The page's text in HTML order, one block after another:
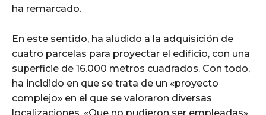
ha remarcado.
En este sentido, ha aludido a la adquisición de
cuatro parcelas para proyectar el edificio, con una
superficie de 16.000 metros cuadrados. Con todo,
ha incidido en que se trata de un «proyecto
complejo» en el que se valoraron diversas
localizaciones. «Que no pudieron ser empleadas»,